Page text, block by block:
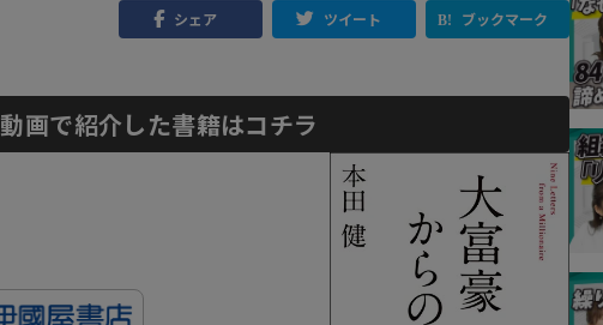
シェア ツイート ブックマーク
動画で紹介した書籍はコチラ